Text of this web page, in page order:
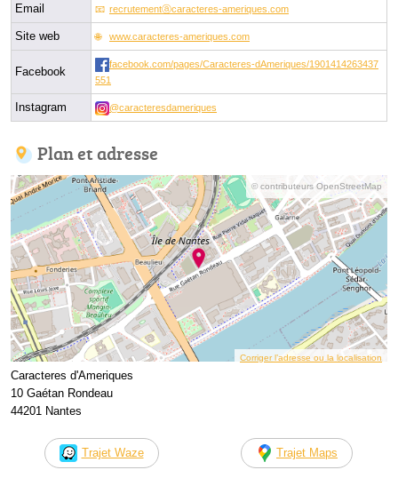
Email recrutementⓐcaracteres-ameriques.com
Site web www.caracteres-ameriques.com
Facebook
facebook.com/pages/Caracteres-dAmeriques/1901414263437
551
Instagram @caracteresdameriques
Plan et adresse
© contributeurs OpenStreetMap
Corriger l’adresse ou la localisation
Caracteres d'Ameriques
10 Gaétan Rondeau
44201 Nantes
Trajet Waze Trajet Maps